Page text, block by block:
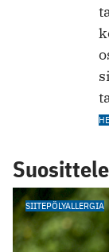
SIITEPÖLYALLERGIA